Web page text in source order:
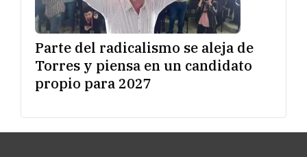
Parte del radicalismo se aleja de
Torres y piensa en un candidato
propio para 2027